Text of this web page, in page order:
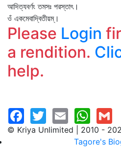
আদিত্যবর্ণং তমসঃ পরস্তাৎ।
ওঁ একমেবাদ্বিতীয়ম্‌।
Please Login
a rendition.
help.
© Kriya Unlimited | 2010 -
Tagore's